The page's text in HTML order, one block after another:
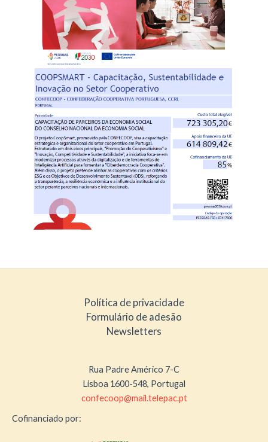
Política de privacidade
Formulário de adesão
Newsletters
Rua Padre Américo 7-C
Lisboa 1600-548, Portugal
confecoop@mail.telepac.pt
Cofinanciado por: